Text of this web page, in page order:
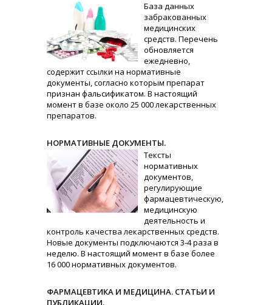
База данных
забракованных
медицинских
средств. Перечень
обновляется
ежедневно,
содержит ссылки на нормативные
документы, согласно которым препарат
признан фальсификатом. В настоящий
момент в базе около 25 000 лекарственных
препаратов.
НОРМАТИВНЫЕ ДОКУМЕНТЫ.
Тексты
нормативных
документов,
регулирующие
фармацевтическую,
медицинскую
деятельность и
контроль качества лекарственных средств.
Новые документы подключаются 3-4 раза в
неделю. В настоящий момент в базе более
16 000 нормативных документов.
ФАРМАЦЕВТИКА И МЕДИЦИНА. СТАТЬИ И
ПУБЛИКАЦИИ.